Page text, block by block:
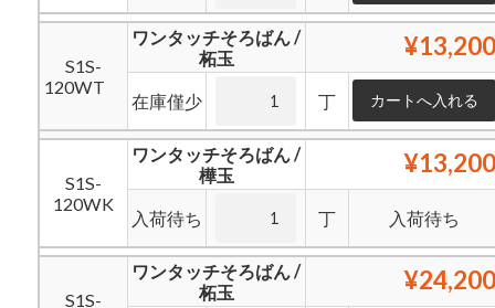
S1S-
120WT
ワンタッチそろばん /
柘玉
¥13,200
在庫僅少 丁
S1S-
120WK
ワンタッチそろばん /
樺玉
¥13,200
入荷待ち 丁 入荷待ち
S1S-
ワンタッチそろばん /
柘玉
¥24,200